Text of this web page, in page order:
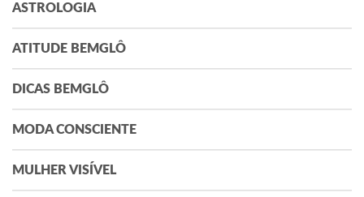
ASTROLOGIA
ATITUDE BEMGLÔ
DICAS BEMGLÔ
MODA CONSCIENTE
MULHER VISÍVEL